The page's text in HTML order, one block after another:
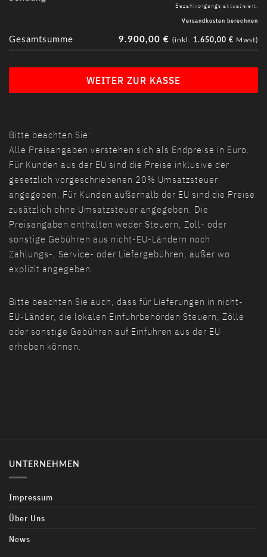
Bezahlvorgangs aktualisiert.
Versandkosten berechnen
Gesamtsumme 9.900,00 € (inkl. 1.650,00 € Mwst)
WEITER ZUR KASSE
Bitte beachten Sie:
Alle Preisangaben verstehen sich als Endpreise in Euro.
Für Kunden aus der EU sind die Preise inklusive der
gesetzlich vorgeschriebenen 20% Umsatzsteuer
angegeben. Für Kunden außerhalb der EU sind die Preise
zusätzlich ohne Umsatzsteuer angegeben. Die
Preisangaben enthalten weder Steuern, Zoll- oder
sonstige Gebühren aus nicht-EU-Ländern noch
Zahlungs-, Service- oder Liefergebühren, außer wo
explizit angegeben.
Bitte beachten Sie auch, dass für Lieferungen in nicht-
EU-Länder, die lokalen Einfuhrbehörden Steuern, Zölle
oder sonstige Gebühren auf Einfuhren aus der EU
erheben können.
UNTERNEHMEN
Impressum
Über Uns
News